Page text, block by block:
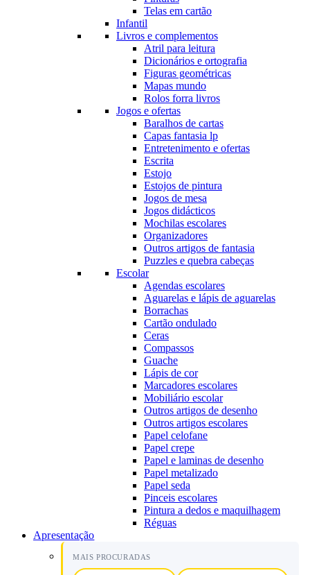
Telas em cartão
Infantil
Livros e complementos
Atril para leitura
Dicionários e ortografia
Figuras geométricas
Mapas mundo
Rolos forra livros
Jogos e ofertas
Baralhos de cartas
Capas fantasia lp
Entretenimento e ofertas
Escrita
Estojo
Estojos de pintura
Jogos de mesa
Jogos didácticos
Mochilas escolares
Organizadores
Outros artigos de fantasia
Puzzles e quebra cabeças
Escolar
Agendas escolares
Aguarelas e lápis de aguarelas
Borrachas
Cartão ondulado
Ceras
Compassos
Guache
Lápis de cor
Marcadores escolares
Mobiliário escolar
Outros artigos de desenho
Outros artigos escolares
Papel celofane
Papel crepe
Papel e laminas de desenho
Papel metalizado
Papel seda
Pinceis escolares
Pintura a dedos e maquilhagem
Réguas
Apresentação
MAIS PROCURADAS